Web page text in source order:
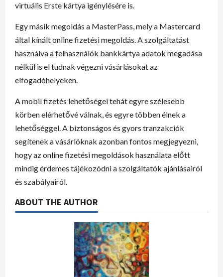
virtuális Erste kártya igénylésére is.
Egy másik megoldás a MasterPass, mely a Mastercard
által kínált online fizetési megoldás. A szolgáltatást
használva a felhasználók bankkártya adatok megadása
nélkül is el tudnak végezni vásárlásokat az
elfogadóhelyeken.
A mobil fizetés lehetőségei tehát egyre szélesebb
körben elérhetővé válnak, és egyre többen élnek a
lehetőséggel. A biztonságos és gyors tranzakciók
segítenek a vásárlóknak azonban fontos megjegyezni,
hogy az online fizetési megoldások használata előtt
mindig érdemes tájékozódni a szolgáltatók ajánlásairól
és szabályairól.
ABOUT THE AUTHOR